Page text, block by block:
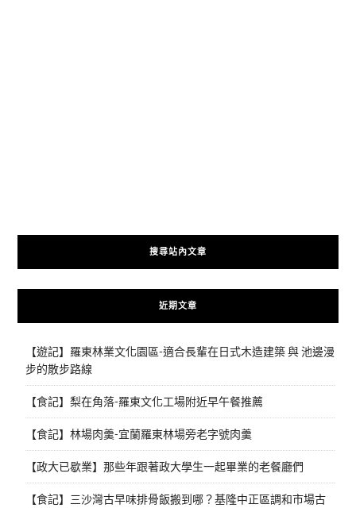
搜尋站內文章
近期文章
【遊記】羅東林業文化園區-適合長輩在日式木造建築 與 池邊漫
步的散步路線
【食記】梨在角落-羅東文化工場附近早午餐推薦
【食記】林場肉羹-宜蘭羅東林場旁老字號肉羹
【政大已歇業】那些年跟著政大學生一起畢業的老餐廳們
【食記】三沙灣古早味排骨飯搬到哪？基隆中正區調和市場古